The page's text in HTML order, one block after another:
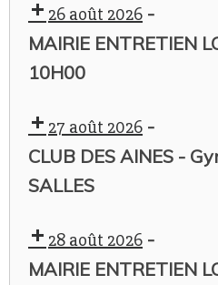
26 août 2026 -
MAIRIE ENTRETIEN
10H00
27 août 2026 -
CLUB DES AINES -
SALLES
28 août 2026 -
MAIRIE ENTRETIEN